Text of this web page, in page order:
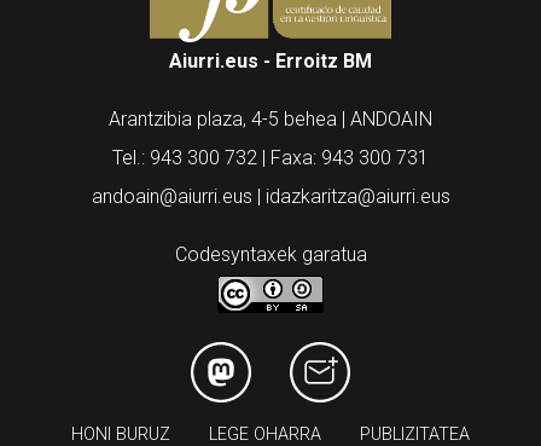
Aiurri.eus - Erroitz BM
Arantzibia plaza, 4-5 behea | ANDOAIN
Tel.: 943 300 732 | Faxa: 943 300 731
andoain@aiurri.eus | idazkaritza@aiurri.eus
Codesyntaxek garatua
HONI BURUZ LEGE OHARRA PUBLIZITATEA